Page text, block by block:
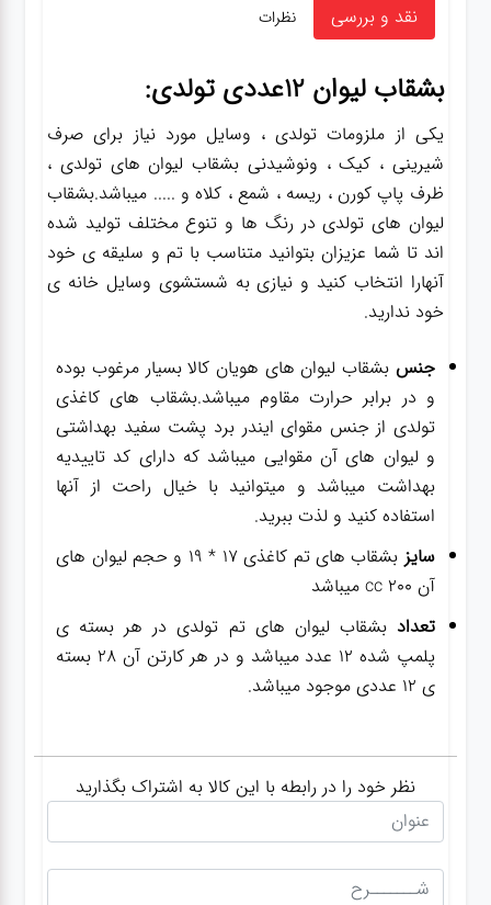
نقد و بررسی نظرات
بشقاب لیوان 12عددی تولدی:
یکی از ملزومات تولدی ، وسایل مورد نیاز برای صرف
شیرینی ، کیک ، ونوشیدنی بشقاب لیوان های تولدی ،
ظرف پاپ کورن ، ریسه ، شمع ، کلاه و ..... میباشد.بشقاب
لیوان های تولدی در رنگ ها و تنوع مختلف تولید شده
اند تا شما عزیزان بتوانید متناسب با تم و سلیقه ی خود
آنهارا انتخاب کنید و نیازی به شستشوی وسایل خانه ی
خود ندارید.
جنس بشقاب لیوان های هویان کالا بسیار مرغوب بوده
و در برابر حرارت مقاوم میباشد.بشقاب های کاغذی
تولدی از جنس مقوای ایندر برد پشت سفید بهداشتی
و لیوان های آن مقوایی میباشد که دارای کد تاییدیه
بهداشت میباشد و میتوانید با خیال راحت از آنها
استفاده کنید و لذت ببرید.
سایز
بشقاب های تم کاغذی 17 * 19 و حجم لیوان های
آن 200 cc میباشد
تعداد بشقاب لیوان های تم تولدی در هر بسته ی
پلمپ شده 12 عدد میباشد و در هر کارتن آن 28 بسته
ی 12 عددی موجود میباشد.
نظر خود را در رابطه با این کالا به اشتراک بگذارید